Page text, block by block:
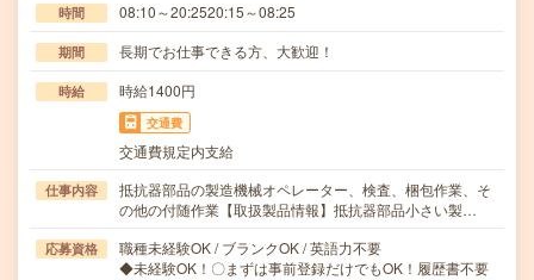
時間 08:10～20:2520:15～08:25
期間 長期でお仕事できる方、大歓迎！
時給 時給1400円
交通費
交通費規定内支給
仕事内容
抵抗器部品の製造機械オペレーター、検査、梱包作業、そ
の他の付随作業【取扱製品情報】抵抗器部品小さい製…
応募資格
職種未経験OK / ブランクOK / 英語力不要
◆未経験OK！〇まずは事前登録だけでもOK！履歴書不要